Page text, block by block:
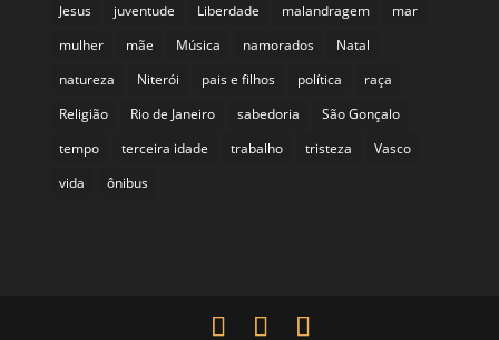
Jesus
juventude Liberdade malandragem
mar
mulher
mãe Música namorados
Natal
natureza
Niterói pais e filhos política
raça
Religião
Rio de Janeiro sabedoria
São Gonçalo
tempo
terceira idade trabalho tristeza
Vasco
vida
ônibus